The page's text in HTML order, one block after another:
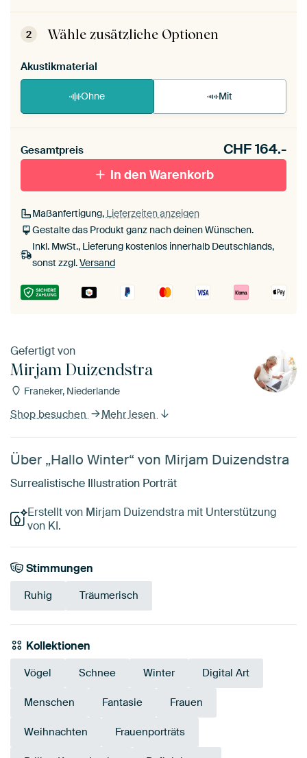
Dein ArtFrame ist im Handumdrehen aufgebaut.
Montageanleitung ansehen
2 Wähle zusätzliche Optionen
Akustikmaterial
Ohne Mit
Gesamtpreis CHF164.-
In den Warenkorb
Maßanfertigung, Lieferzeiten anzeigen
Gestalte das Produkt ganz nach deinen Wünschen.
Inkl. MwSt., Lieferung kostenlos innerhalb Deutschlands,
sonst zzgl.Versand
Gefertigt von
Mirjam Duizendstra
Franeker, Niederlande
Shop besuchen Mehr lesen
Über „Hallo Winter“ von Mirjam Duizendstra
Surrealistische Illustration Porträt
Erstellt von Mirjam Duizendstra mit Unterstützung
von KI.
Stimmungen
Ruhig Träumerisch
Kollektionen
Vögel Schnee Winter Digital Art
Menschen Fantasie Frauen
Weihnachten Frauenporträts